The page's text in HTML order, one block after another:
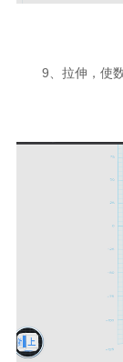
9、拉伸，使